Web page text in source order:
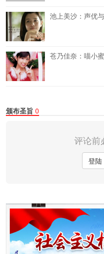
池上美沙：声优
苍乃佳奈：喵小
颁布圣旨 0
评论前
登陆